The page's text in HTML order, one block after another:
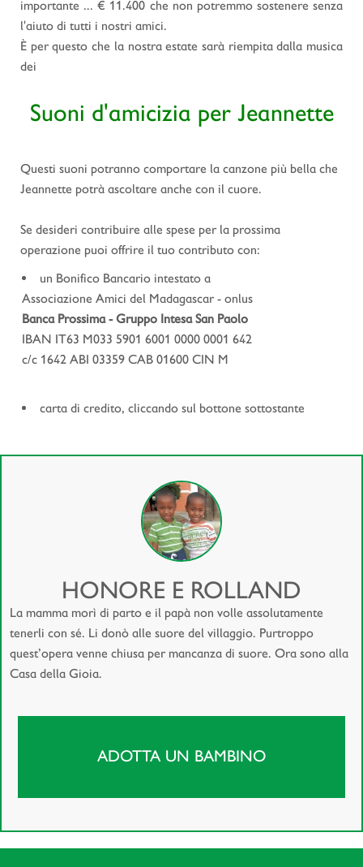
importante ... € 11.400 che non potremmo sostenere senza
l'aiuto di tutti i nostri amici.
È per questo che la nostra estate sarà riempita dalla musica
dei
Suoni d'amicizia per Jeannette
Questi suoni potranno comportare la canzone più bella che
Jeannette potrà ascoltare anche con il cuore.
Se desideri contribuire alle spese per la prossima
operazione puoi offrire il tuo contributo con:
un Bonifico Bancario intestato a
Associazione Amici del Madagascar - onlus
Banca Prossima - Gruppo Intesa San Paolo
IBAN IT63 M033 5901 6001 0000 0001 642
c/c 1642 ABI 03359 CAB 01600 CIN M
carta di credito, cliccando sul bottone sottostante
HONORE E ROLLAND
La mamma morì di parto e il papà non volle assolutamente
tenerli con sé. Li donò alle suore del villaggio. Purtroppo
quest’opera venne chiusa per mancanza di suore. Ora sono alla
Casa della Gioia.
ADOTTA UN BAMBINO